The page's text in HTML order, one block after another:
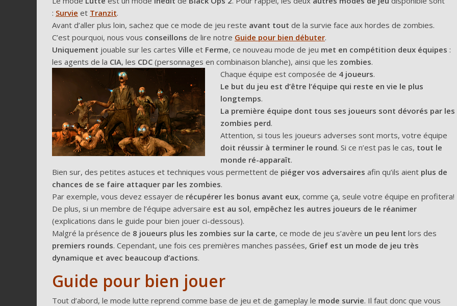
: Survie et Tranzit.
Avant d’aller plus loin, sachez que ce mode de jeu reste avant tout de la survie face aux hordes de zombies.
C’est pourquoi, nous vous conseillons de lire notre Guide pour bien débuter.
Uniquement jouable sur les cartes Ville et Ferme, ce nouveau mode de jeu met en compétition deux équipes :
les agents de la CIA, les CDC (personnages en combinaison blanche), ainsi que les zombies.
Chaque équipe est composée de 4 joueurs.
Le but du jeu est d’être l’équipe qui reste en vie le plus
longtemps.
La première équipe dont tous ses joueurs sont dévorés par les
zombies perd.
Attention, si tous les joueurs adverses sont morts, votre équipe
doit réussir à terminer le round. Si ce n’est pas le cas, tout le
monde ré-apparaît.
Bien sur, des petites astuces et techniques vous permettent de piéger vos adversaires afin qu’ils aient plus de
chances de se faire attaquer par les zombies.
Par exemple, vous devez essayer de récupérer les bonus avant eux, comme ça, seule votre équipe en profitera!
De plus, si un membre de l’équipe adversaire est au sol, empêchez les autres joueurs de le réanimer
(explications dans le guide pour bien jouer ci-dessous).
Malgré la présence de 8 joueurs plus les zombies sur la carte, ce mode de jeu s’avère un peu lent lors des
premiers rounds. Cependant, une fois ces premières manches passées, Grief est un mode de jeu très
dynamique et avec beaucoup d’actions.
Guide pour bien jouer
Tout d’abord, le mode lutte reprend comme base de jeu et de gameplay le mode survie. Il faut donc que vous